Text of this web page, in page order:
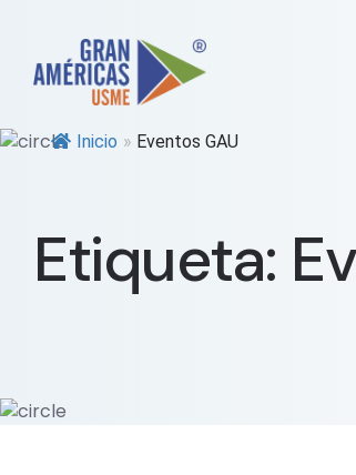
Inicio » Eventos GAU
Etiqueta: